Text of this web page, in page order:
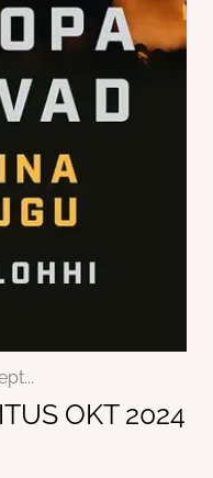
(vaimne) tervis
film, retsept...
Büroo
Aktsioonid
OKT 2024